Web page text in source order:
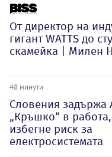
От директор на
гигант WATTS до
скамейка | Милен
48 минути
Словения задържа
„Кръшко“ в
избегне риск за
електросистемата